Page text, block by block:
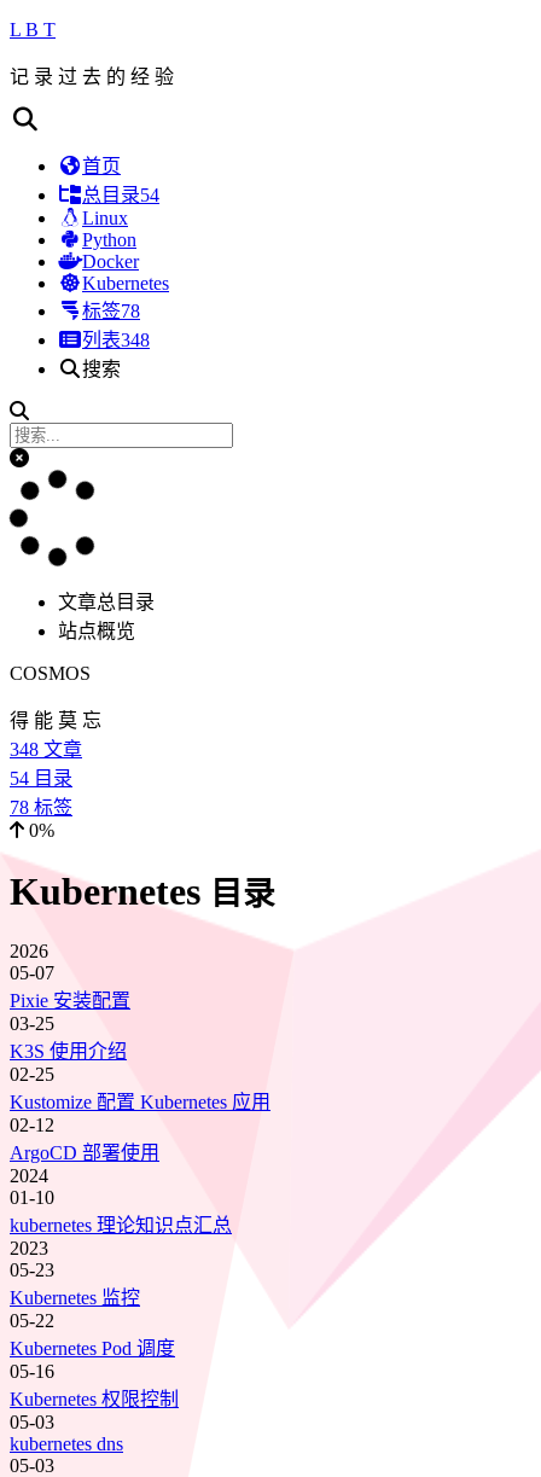
L B T
记 录 过 去 的 经 验
首页
总目录54
Linux
Python
Docker
Kubernetes
标签78
列表348
搜索
文章总目录
站点概览
COSMOS
得 能 莫 忘
348 文章
54 目录
78 标签
0%
Kubernetes 目录
2026
05-07
Pixie 安装配置
03-25
K3S 使用介绍
02-25
Kustomize 配置 Kubernetes 应用
02-12
ArgoCD 部署使用
2024
01-10
kubernetes 理论知识点汇总
2023
05-23
Kubernetes 监控
05-22
Kubernetes Pod 调度
05-16
Kubernetes 权限控制
05-03
kubernetes dns
05-03